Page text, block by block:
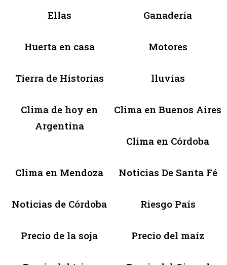
Ellas Ganadería
Huerta en casa Motores
Tierra de Historias lluvias
Clima de hoy en
Argentina
Clima en Buenos Aires
Clima en Córdoba
Clima en Mendoza Noticias De Santa Fé
Noticias de Córdoba Riesgo País
Precio de la soja Precio del maíz